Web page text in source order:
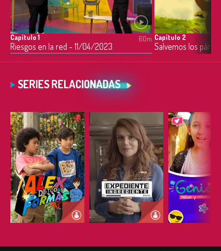
Capítulo 1
Riesgos en la red - 11/04/2023
60m Capítulo 2
Salvemos los
SERIES RELACIONADAS
ESCUCHAR ESCUCHAR